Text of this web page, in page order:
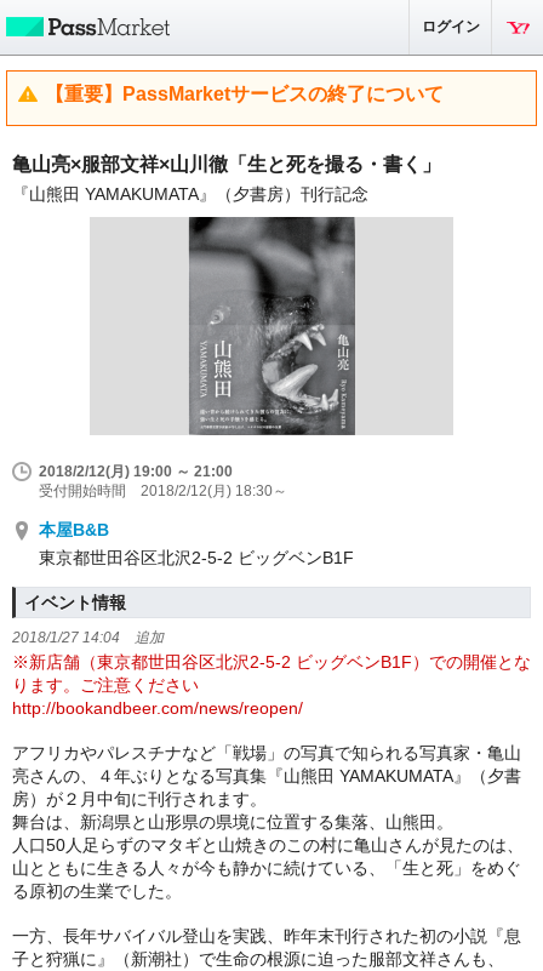
ログイン
【重要】PassMarketサービスの終了について
亀山亮×服部文祥×山川徹「生と死を撮る・書く」
『山熊田 YAMAKUMATA』（夕書房）刊行記念
2018/2/12(月) 19:00 ～ 21:00
受付開始時間 2018/2/12(月) 18:30～
本屋B&B
東京都世田谷区北沢2-5-2 ビッグベンB1F
イベント情報
2018/1/27 14:04 追加
※新店舗（東京都世田谷区北沢2-5-2 ビッグベンB1F）での開催とな
ります。ご注意ください
http://bookandbeer.com/news/reopen/
アフリカやパレスチナなど「戦場」の写真で知られる写真家・亀山
亮さんの、４年ぶりとなる写真集『山熊田 YAMAKUMATA』（夕書
房）が２月中旬に刊行されます。
舞台は、新潟県と山形県の県境に位置する集落、山熊田。
人口50人足らずのマタギと山焼きのこの村に亀山さんが見たのは、
山とともに生きる人々が今も静かに続けている、「生と死」をめぐ
る原初の生業でした。
一方、長年サバイバル登山を実践、昨年末刊行された初の小説『息
子と狩猟に』（新潮社）で生命の根源に迫った服部文祥さんも、